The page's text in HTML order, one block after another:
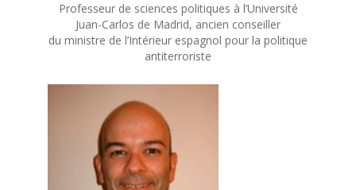
Professeur de sciences politiques à l’Université
Juan-Carlos de Madrid, ancien conseiller
du ministre de l’Intérieur espagnol pour la politique
antiterroriste